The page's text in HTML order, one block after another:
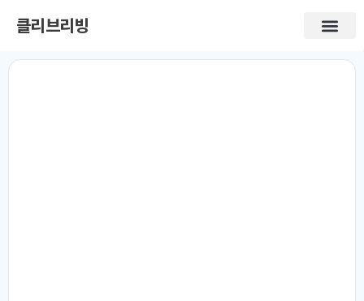
클리브리빙